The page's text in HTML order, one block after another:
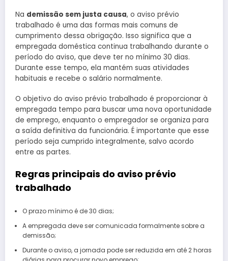
Na demissão sem justa causa, o aviso prévio
trabalhado é uma das formas mais comuns de
cumprimento dessa obrigação. Isso significa que a
empregada doméstica continua trabalhando durante o
período do aviso, que deve ter no mínimo 30 dias.
Durante esse tempo, ela mantém suas atividades
habituais e recebe o salário normalmente.
O objetivo do aviso prévio trabalhado é proporcionar à
empregada tempo para buscar uma nova oportunidade
de emprego, enquanto o empregador se organiza para
a saída definitiva da funcionária. É importante que esse
período seja cumprido integralmente, salvo acordo
entre as partes.
Regras principais do aviso prévio
trabalhado
O prazo mínimo é de 30 dias;
A empregada deve ser comunicada formalmente sobre a
demissão;
Durante o aviso, a jornada pode ser reduzida em até 2 horas